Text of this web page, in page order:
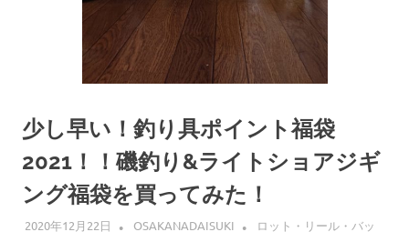
少し早い！釣り具ポイント福袋
2021！！磯釣り&ライトショアジギ
ング福袋を買ってみた！
2020年12月22日 OSAKANADAISUKI
ロット・リール・バッ